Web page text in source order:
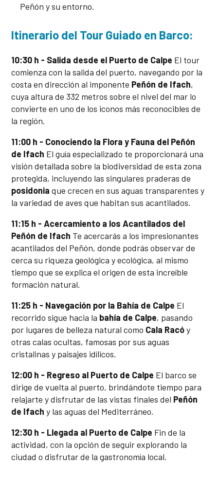
Peñón y su entorno.
Itinerario del Tour Guiado en Barco:
10:30 h - Salida desde el Puerto de Calpe El tour
comienza con la salida del puerto, navegando por la
costa en dirección al imponente Peñón de Ifach,
cuya altura de 332 metros sobre el nivel del mar lo
convierte en uno de los iconos más reconocibles de
la región.
11:00 h - Conociendo la Flora y Fauna del Peñón
de Ifach El guía especializado te proporcionará una
visión detallada sobre la biodiversidad de esta zona
protegida, incluyendo las singulares praderas de
posidonia que crecen en sus aguas transparentes y
la variedad de aves que habitan sus acantilados.
11:15 h - Acercamiento a los Acantilados del
Peñón de Ifach Te acercarás a los impresionantes
acantilados del Peñón, donde podrás observar de
cerca su riqueza geológica y ecológica, al mismo
tiempo que se explica el origen de esta increíble
formación natural.
11:25 h - Navegación por la Bahía de Calpe El
recorrido sigue hacia la bahía de Calpe, pasando
por lugares de belleza natural como Cala Racóy
otras calas ocultas, famosas por sus aguas
cristalinas y paisajes idílicos.
12:00 h - Regreso al Puerto de Calpe El barco se
dirige de vuelta al puerto, brindándote tiempo para
relajarte y disfrutar de las vistas finales del Peñón
de Ifach y las aguas del Mediterráneo.
12:30 h - Llegada al Puerto de Calpe Fin de la
actividad, con la opción de seguir explorando la
ciudad o disfrutar de la gastronomía local.